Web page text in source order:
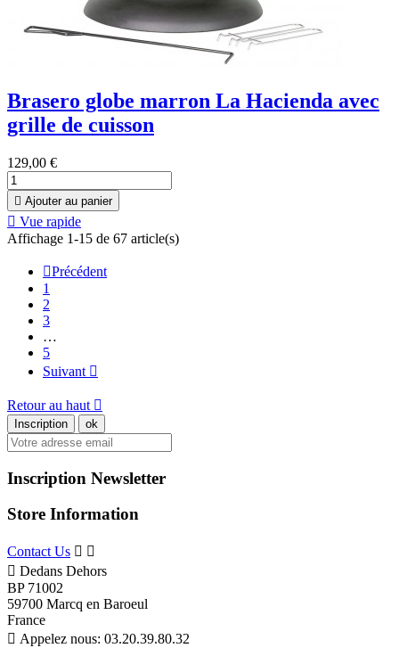
Brasero globe marron La Hacienda avec
grille de cuisson
129,00 €
 Ajouter au panier
 Vue rapide
Affichage 1-15 de 67 article(s)
Précédent
1
2
3
…
5
Suivant 
Retour au haut 
Inscription Newsletter
Store Information
Contact Us  
 Dedans Dehors
BP 71002
59700 Marcq en Baroeul
France
 Appelez nous: 03.20.39.80.32